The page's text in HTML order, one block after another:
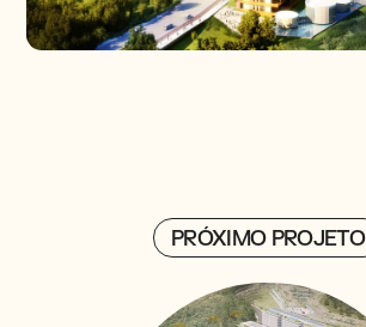
PRÓXIMO PROJETO